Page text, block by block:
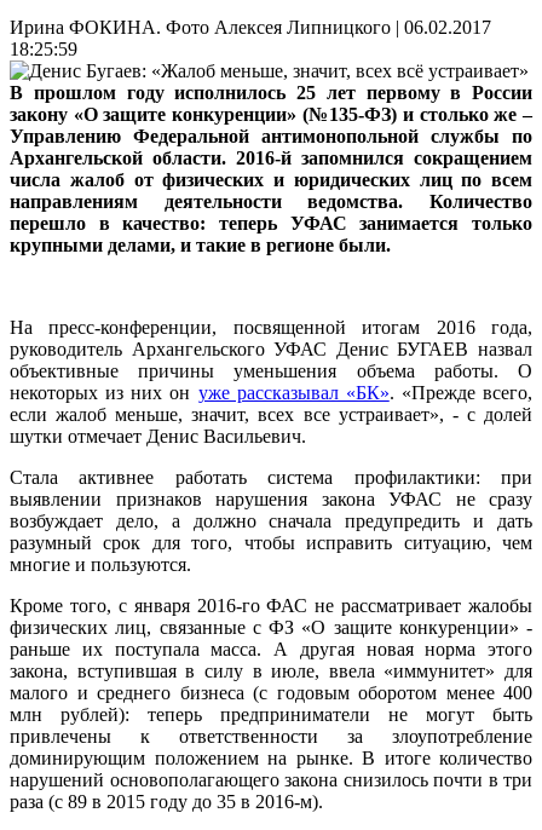
Ирина ФОКИНА. Фото Алексея Липницкого | 06.02.2017
18:25:59
В прошлом году исполнилось 25 лет первому в России
закону «О защите конкуренции» (№135-ФЗ) и столько же –
Управлению Федеральной антимонопольной службы по
Архангельской области. 2016-й запомнился сокращением
числа жалоб от физических и юридических лиц по всем
направлениям деятельности ведомства. Количество
перешло в качество: теперь УФАС занимается только
крупными делами, и такие в регионе были.
На пресс-конференции, посвященной итогам 2016 года,
руководитель Архангельского УФАС Денис БУГАЕВ назвал
объективные причины уменьшения объема работы. О
некоторых из них он уже рассказывал «БК». «Прежде всего,
если жалоб меньше, значит, всех все устраивает», - с долей
шутки отмечает Денис Васильевич.
Стала активнее работать система профилактики: при
выявлении признаков нарушения закона УФАС не сразу
возбуждает дело, а должно сначала предупредить и дать
разумный срок для того, чтобы исправить ситуацию, чем
многие и пользуются.
Кроме того, с января 2016-го ФАС не рассматривает жалобы
физических лиц, связанные с ФЗ «О защите конкуренции» -
раньше их поступала масса. А другая новая норма этого
закона, вступившая в силу в июле, ввела «иммунитет» для
малого и среднего бизнеса (с годовым оборотом менее 400
млн рублей): теперь предприниматели не могут быть
привлечены к ответственности за злоупотребление
доминирующим положением на рынке. В итоге количество
нарушений основополагающего закона снизилось почти в три
раза (с 89 в 2015 году до 35 в 2016-м).